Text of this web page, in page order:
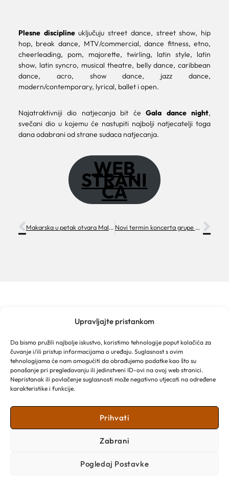
Upravljajte pristankom
Da bismo pružili najbolje iskustvo, koristimo tehnologije poput kolačića za
čuvanje i/ili pristup informacijama o uređaju. Suglasnost s ovim
tehnologijama će nam omogućiti da obrađujemo podatke kao što su
ponašanje pri pregledavanju ili jedinstveni ID-ovi na ovoj web stranici.
Nepristanak ili povlačenje suglasnosti može negativno utjecati na određene
karakteristike i funkcije.
Prihvati
Zabrani
Pogledaj Postavke
Plesne disciplineuključuju street dance, street show, hip
hop, break dance, MTV/commercial, dance fitness, etno,
cheerleading, pom, majorette, twirling, latin style, latin
show, latin syncro, musical theatre, belly dance, caribbean
dance, acro, show dance, jazz dance,
modern/contemporary, lyrical, ballet i open.
Najatraktivniji dio natjecanja bit ćeGala dance night,
svečani dio u kojemu će nastupiti najbolji natjecatelji toga
dana odabrani od strane sudaca natjecanja.
WEB
STRANI
CA
Makarska u petak otvara Mali advent – čarolija za najmlađe Novi termin koncerta grupe Psihomodo Pop
Franjevački put 2a
Obala kralja Tomislava 16
21 300 Makarska
Email: info@makarska-info.hr
Telefon: +385 21 612 002/+385 21 650 076